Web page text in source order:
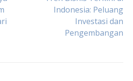
Indonesia: Peluang
Investasi dan
Pengembangan